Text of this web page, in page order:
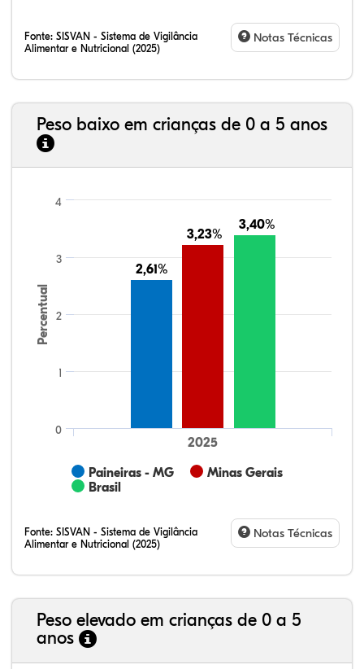
Fonte: SISVAN - Sistema de Vigilância
Alimentar e Nutricional (2025)
Notas Técnicas
Peso baixo em crianças de 0 a 5 anos
Percentual
2,61%
2,61%
3,23%
3,23%
3,40%
3,40%
Paineiras - MG
Minas Gerais
Brasil
2025
0
1
2
3
4
Fonte: SISVAN - Sistema de Vigilância
Alimentar e Nutricional (2025)
Notas Técnicas
Peso elevado em crianças de 0 a 5
anos